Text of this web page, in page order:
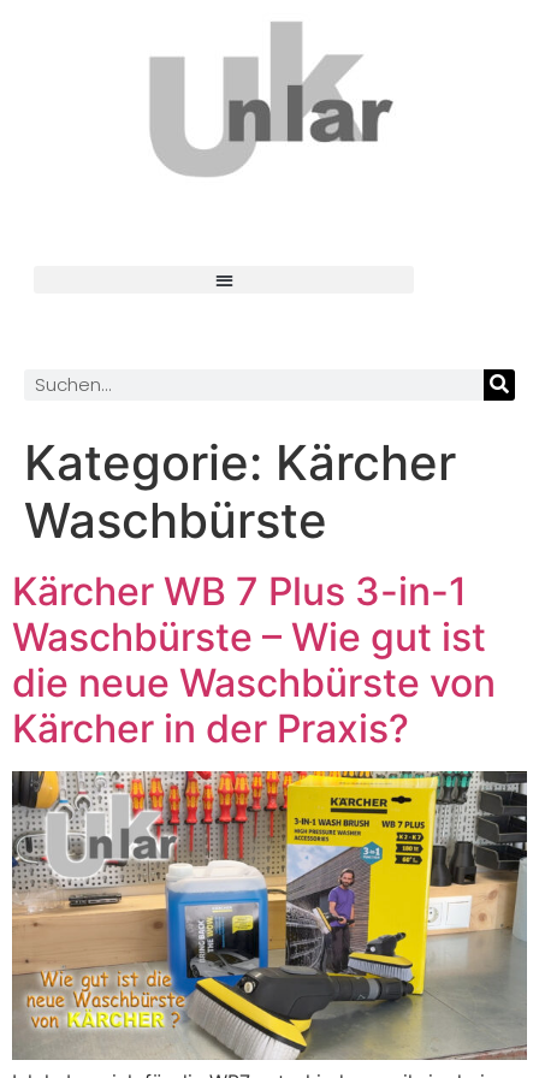
Kategorie: Kärcher
Waschbürste
Kärcher WB 7 Plus 3-in-1
Waschbürste – Wie gut ist
die neue Waschbürste von
Kärcher in der Praxis?